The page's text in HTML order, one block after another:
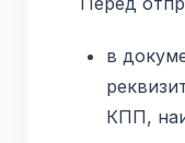
в
КПП,